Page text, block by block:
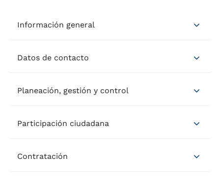
Información general
Datos de contacto
Planeación, gestión y control
Participación ciudadana
Contratación